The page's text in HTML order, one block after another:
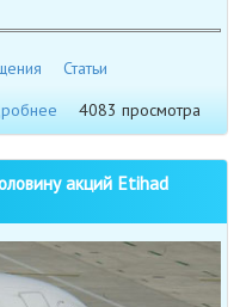
Статьи
4083 просмотра
акций Etihad